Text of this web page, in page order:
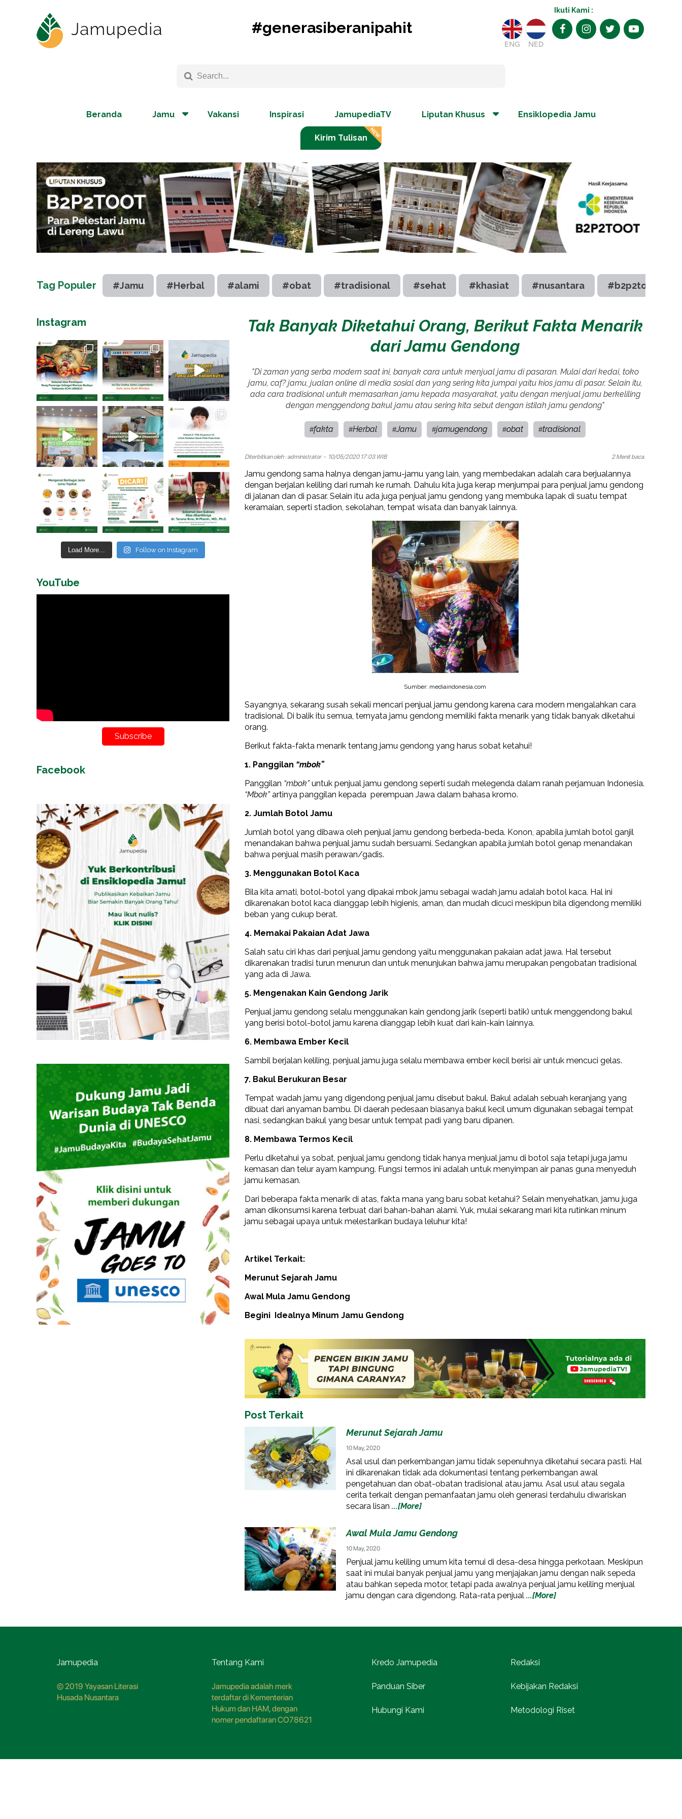
#generasiberanipahit
Ikuti Kami :
ENG NED
Beranda Jamu Vakansi Inspirasi JamupediaTV Liputan Khusus Ensiklopedia Jamu
Kirim Tulisan
Tag Populer #Jamu #Herbal #alami #obat #tradisional #sehat #khasiat #nusantara #b2p2toot
Tak Banyak Diketahui Orang, Berikut Fakta Menarik
dari Jamu Gendong
"Di zaman yang serba modern saat ini, banyak cara untuk menjual jamu di pasaran. Mulai dari kedai, toko
jamu, caf? jamu, jualan online di media sosial dan yang sering kita jumpai yaitu kios jamu di pasar. Selain itu,
ada cara tradisional untuk memasarkan jamu kepada masyarakat, yaitu dengan menjual jamu berkeliling
dengan menggendong bakul jamu atau sering kita sebut dengan istilah jamu gendong"
#fakta #Herbal #Jamu #jamugendong #obat #tradisional
Diterbitkan oleh : administrator- 10/05/2020 17:03 WIB 2 Menit baca.
Jamu gendong sama halnya dengan jamu-jamu yang lain, yang membedakan adalah cara berjualannya
dengan berjalan keliling dari rumah ke rumah. Dahulu kita juga kerap menjumpai para penjual jamu gendong
di jalanan dan di pasar. Selain itu ada juga penjual jamu gendong yang membuka lapak di suatu tempat
keramaian, seperti stadion, sekolahan, tempat wisata dan banyak lainnya.
Sumber: mediaindonesia.com
Sayangnya, sekarang susah sekali mencari penjual jamu gendong karena cara modern mengalahkan cara
tradisional. Di balik itu semua, ternyata jamu gendong memiliki fakta menarik yang tidak banyak diketahui
orang.
Berikut fakta-fakta menarik tentang jamu gendong yang harus sobat ketahui!
1. Panggilan “mbok”
Panggilan “mbok”untuk penjual jamu gendong seperti sudah melegenda dalam ranah perjamuan Indonesia.
“Mbok”artinya panggilan kepada perempuan Jawa dalam bahasa kromo.
2. Jumlah Botol Jamu
Jumlah botol yang dibawa oleh penjual jamu gendong berbeda-beda. Konon, apabila jumlah botol ganjil
menandakan bahwa penjual jamu sudah bersuami. Sedangkan apabila jumlah botol genap menandakan
bahwa penjual masih perawan/gadis.
3. Menggunakan Botol Kaca
Bila kita amati, botol-botol yang dipakai mbok jamu sebagai wadah jamu adalah botol kaca. Hal ini
dikarenakan botol kaca dianggap lebih higienis, aman, dan mudah dicuci meskipun bila digendong memiliki
beban yang cukup berat.
4. Memakai Pakaian Adat Jawa
Salah satu ciri khas dari penjual jamu gendong yaitu menggunakan pakaian adat jawa. Hal tersebut
dikarenakan tradisi turun menurun dan untuk menunjukan bahwa jamu merupakan pengobatan tradisional
yang ada di Jawa.
5. Mengenakan Kain Gendong Jarik
Penjual jamu gendong selalu menggunakan kain gendong jarik (seperti batik) untuk menggendong bakul
yang berisi botol-botol jamu karena dianggap lebih kuat dari kain-kain lainnya.
6. Membawa Ember Kecil
Sambil berjalan keliling, penjual jamu juga selalu membawa ember kecil berisi air untuk mencuci gelas.
7. Bakul Berukuran Besar
Tempat wadah jamu yang digendong penjual jamu disebut bakul. Bakul adalah sebuah keranjang yang
dibuat dari anyaman bambu. Di daerah pedesaan biasanya bakul kecil umum digunakan sebagai tempat
nasi, sedangkan bakul yang besar untuk tempat padi yang baru dipanen.
8. Membawa Termos Kecil
Perlu diketahui ya sobat, penjual jamu gendong tidak hanya menjual jamu di botol saja tetapi juga jamu
kemasan dan telur ayam kampung. Fungsi termos ini adalah untuk menyimpan air panas guna menyeduh
jamu kemasan.
Dari beberapa fakta menarik di atas, fakta mana yang baru sobat ketahui? Selain menyehatkan, jamu juga
aman dikonsumsi karena terbuat dari bahan-bahan alami. Yuk, mulai sekarang mari kita rutinkan minum
jamu sebagai upaya untuk melestarikan budaya leluhur kita!
Artikel Terkait:
Merunut Sejarah Jamu
Awal Mula Jamu Gendong
Begini Idealnya Minum Jamu Gendong
Post Terkait
Merunut Sejarah Jamu
10 May, 2020
Asal usul dan perkembangan jamu tidak sepenuhnya diketahui secara pasti. Hal
ini dikarenakan tidak ada dokumentasi tentang perkembangan awal
pengetahuan dan obat-obatan tradisional atau jamu. Asal usul atau segala
cerita terkait dengan pemanfaatan jamu oleh generasi terdahulu diwariskan
secara lisan ...[More]
Awal Mula Jamu Gendong
10 May, 2020
Penjual jamu keliling umum kita temui di desa-desa hingga perkotaan. Meskipun
saat ini mulai banyak penjual jamu yang menjajakan jamu dengan naik sepeda
atau bahkan sepeda motor, tetapi pada awalnya penjual jamu keliling menjual
jamu dengan cara digendong. Rata-rata penjual ...[More]
Instagram
Load More... Follow on Instagram
YouTube
Subscribe
Facebook
Jamupedia
© 2019 Yayasan Literasi
Husada Nusantara
Tentang Kami
Jamupedia adalah merk
terdaftar di Kementerian
Hukum dan HAM, dengan
nomer pendaftaran CO78621
Kredo Jamupedia Redaksi
Panduan Siber Kebijakan Redaksi
Hubungi Kami Metodologi Riset